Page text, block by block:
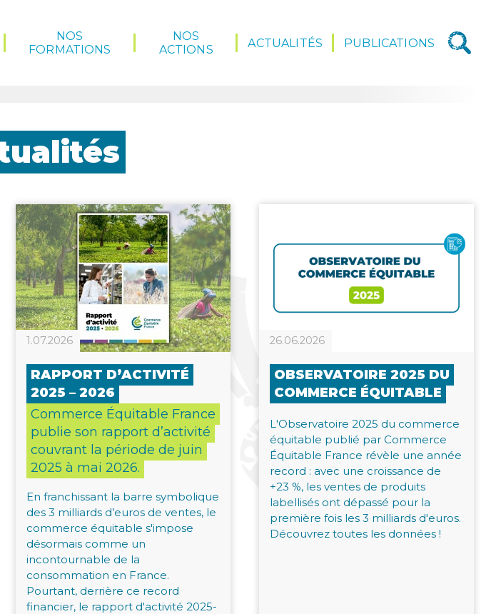
NOS
FORMATIONS
NOS
ACTIONS
ACTUALITÉS PUBLICATIONS
1.07.2026
RAPPORT D’ACTIVITÉ
2025 – 2026
Commerce Équitable France
publie son rapport d’activité
couvrant la période de juin
2025 à mai 2026.
En franchissant la barre symbolique
des 3 milliards d’euros de ventes, le
commerce équitable s'impose
désormais comme un
incontournable de la
consommation en France.
Pourtant, derrière ce record
financier, le rapport d'activité 2025-
26.06.2026
OBSERVATOIRE 2025 DU
COMMERCE ÉQUITABLE
L'Observatoire 2025 du commerce
équitable publié par Commerce
Équitable France révèle une année
record : avec une croissance de
+23 %, les ventes de produits
labellisés ont dépassé pour la
première fois les 3 milliards d'euros.
Découvrez toutes les données !